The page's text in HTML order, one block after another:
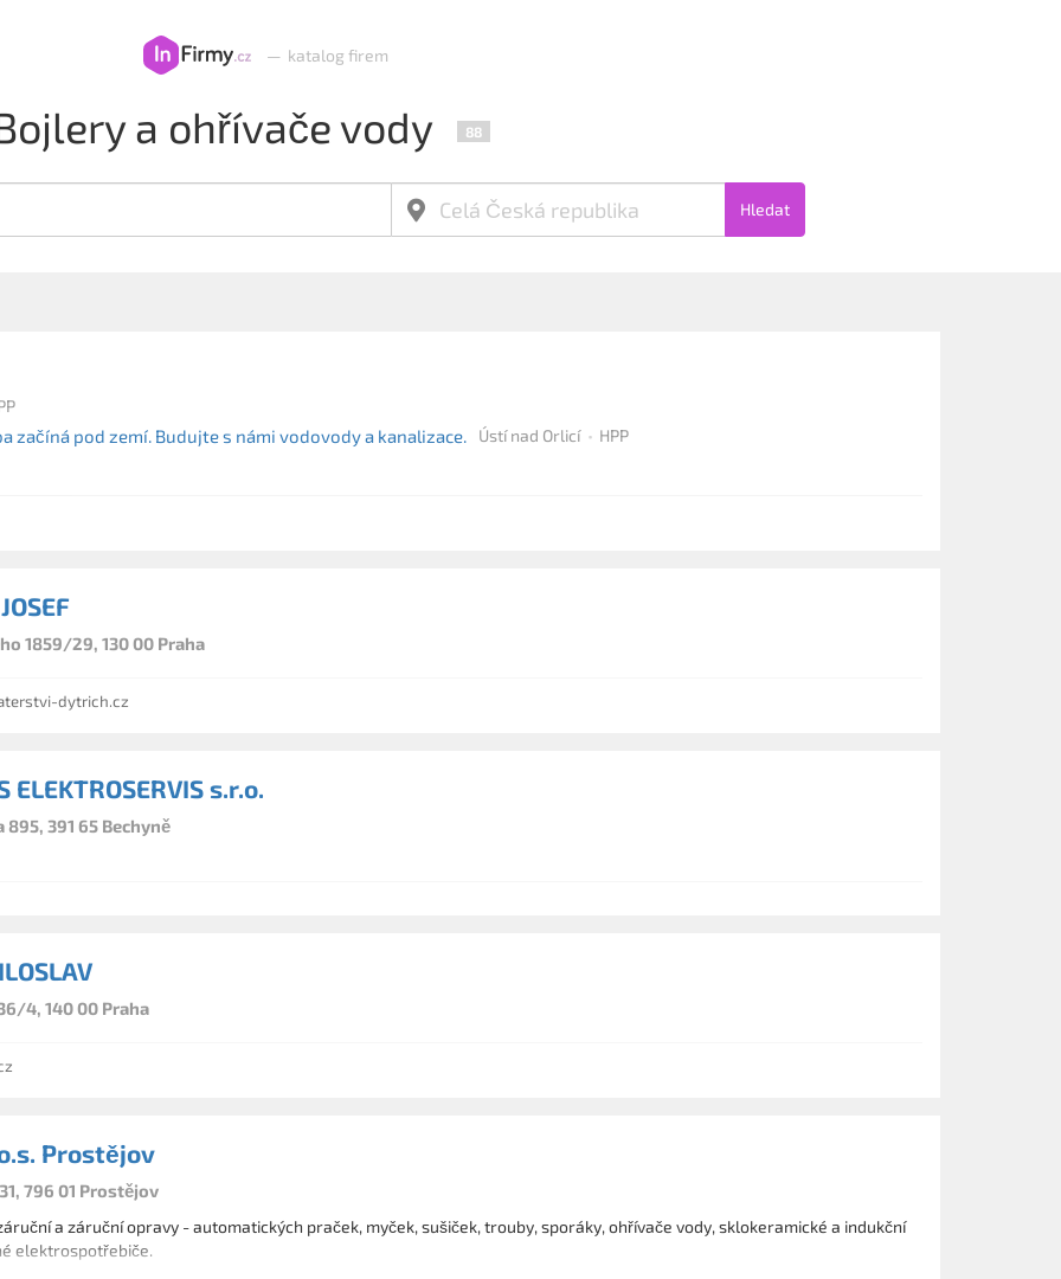
— katalog firem
a ohřívače vody 88
Hledat
začíná pod zemí. Budujte s námi vodovody a kanalizace. Ústí nad Orlicí HPP
1859/29, 130 00 Praha
dytrich.cz
ELEKTROSERVIS s.r.o.
391 65 Bechyně
4, 140 00 Praha
Prostějov
796 01 Prostějov
a záruční opravy - automatických praček, myček, sušiček, trouby, sporáky, ohřívače vody, sklokeramické a indukční
elektrospotřebiče.